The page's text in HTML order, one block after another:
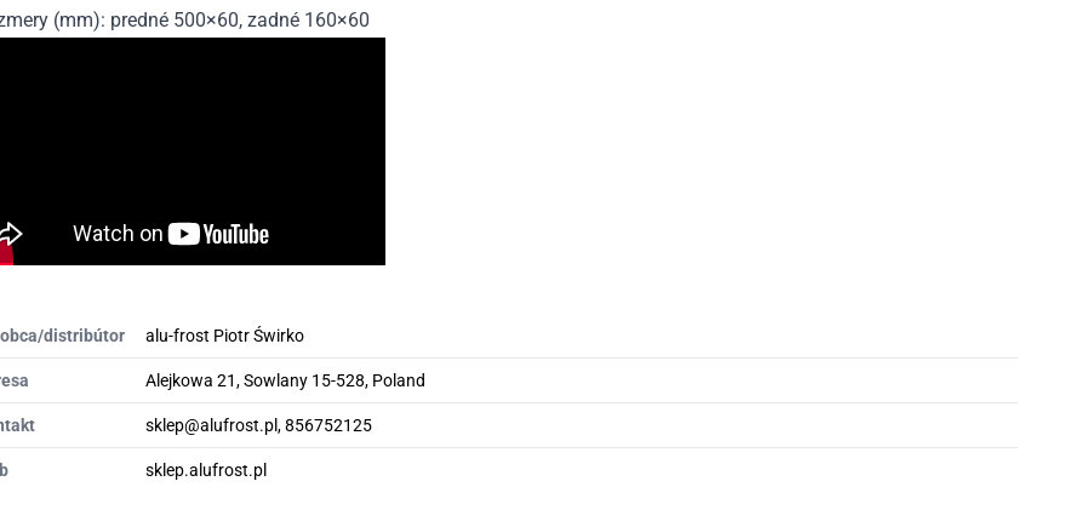
(mm): predné 500×60, zadné 160×60
distribútor alu-frost Piotr Świrko
Alejkowa 21, Sowlany 15-528, Poland
sklep@alufrost.pl, 856752125
sklep.alufrost.pl